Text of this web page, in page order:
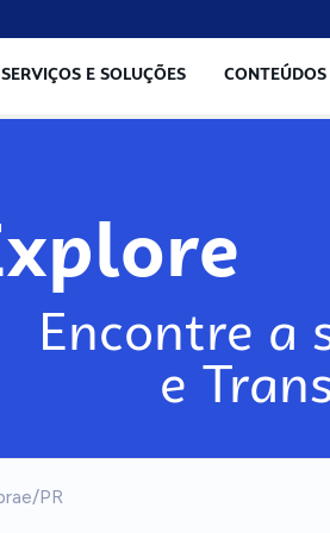
SERVIÇOS E SOLUÇÕES
Explore
Encontre a
e